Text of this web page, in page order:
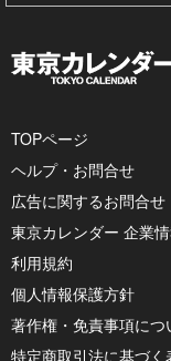
TOPページ
ヘルプ・お問合せ
広告に関するお問合せ
東京カレンダー 企業
利用規約
個人情報保護方針
著作権・免責事項につ
特定商取引法に基づく